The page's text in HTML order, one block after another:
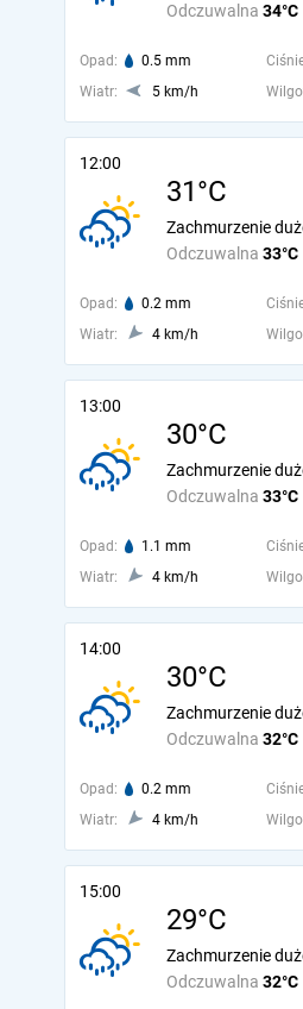
Odczuwalna 34°C
Opad: 0.5 mm
Wiatr:
5 km/h
12:00
31°C
Odczuwalna 33°C
Zachmurzenie
Opad: 0.2 mm
Wiatr:
4 km/h
13:00
30°C
Odczuwalna 33°C
Zachmurzenie
Opad: 1.1 mm
Wiatr:
4 km/h
14:00
30°C
Odczuwalna 32°C
Zachmurzenie
Opad: 0.2 mm
Wiatr:
4 km/h
15:00
29°C
Odczuwalna 32°C
Zachmurzenie